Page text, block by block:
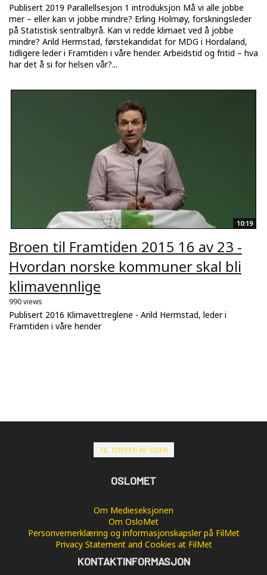
Publisert 2019 Parallellsesjon 1 introduksjon Må vi alle jobbe
mer – eller kan vi jobbe mindre? Erling Holmøy, forskningsleder
på Statistisk sentralbyrå. Kan vi redde klimaet ved å jobbe
mindre? Arild Hermstad, førstekandidat for MDG i Hordaland,
tidligere leder i Framtiden i våre hender. Arbeidstid og fritid – hva
har det å si for helsen vår?...
10:19
Broen til Framtiden 2015 16 av 23 -
Hvordan norske kommuner skal bli
klimavennlige
990 views
Publisert 2016 Klimavettreglene - Arild Hermstad, leder i
Framtiden i våre hender
TIL TOPPEN AV SIDEN
OSLOMET
Om Medieseksjonen
Om OsloMet
Personvernerklæring og informasjonskapsler på FilMet
Privacy Statement and Cookies at FilMet
KONTAKTINFORMASJON